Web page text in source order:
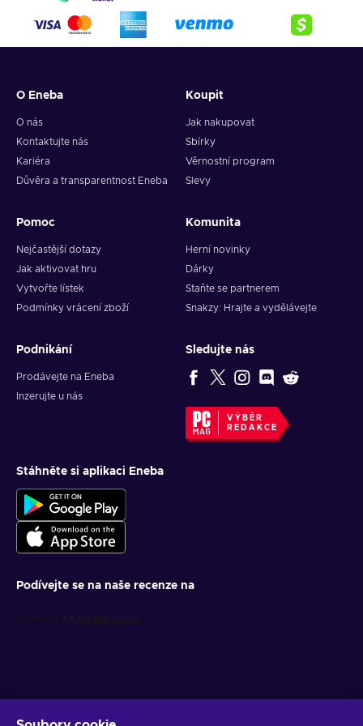
crypto,
5. Enter your wallet address and click on redeem,
Note: You can choose one currency at a time and can only
redeem your whole voucher at once. Once you’ve done that,
you should give it up to 30 minutes for your cryptocurrency
to arrive in your wallet. After that, you can use your new
O Eneba
O nás
Kontaktujte nás
Kariéra
Důvěra a transparentnost Eneba
Koupit
Jak nakupovat
Sbírky
Věrnostní program
Slevy
Pomoc
Nejčastější dotazy
Jak aktivovat hru
Vytvořte lístek
Podmínky vrácení zboží
Komunita
Herní novinky
Dárky
Staňte se partnerem
Snakzy: Hrajte a vydělávejte
Podnikání
Prodávejte na Eneba
Inzerujte u nás
Sledujte nás
VÝBĚR
REDAKCE
Stáhněte si aplikaci Eneba
Podívejte se na naše recenze na